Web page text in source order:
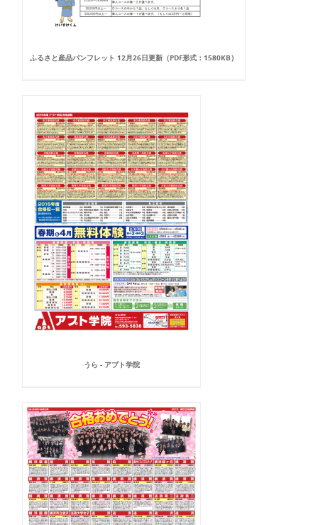
ふるさと産品パンフレット 12月26日更新（PDF形式：1580KB）
うら - アプト学院